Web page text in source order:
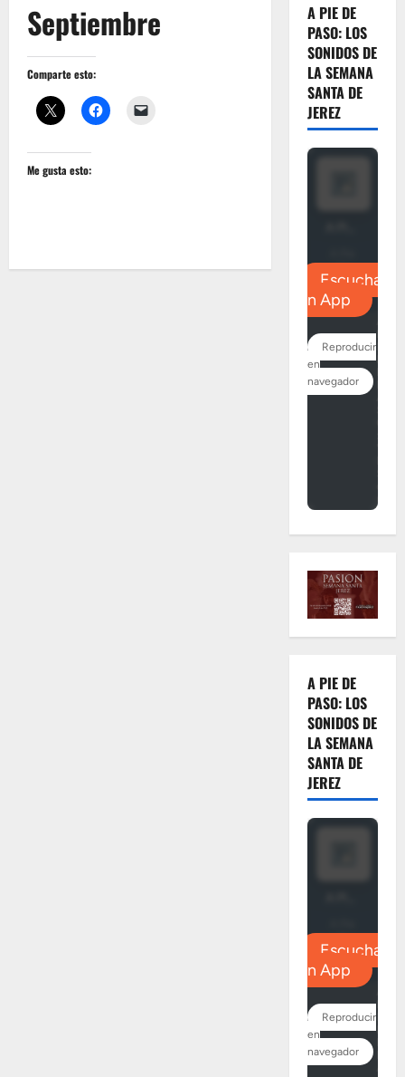
Septiembre
Comparte esto:
Me gusta esto:
A PIE DE
PASO: LOS
SONIDOS DE
LA SEMANA
SANTA DE
JEREZ
A PIE DE
PASO: LOS
SONIDOS DE
LA SEMANA
SANTA DE
JEREZ